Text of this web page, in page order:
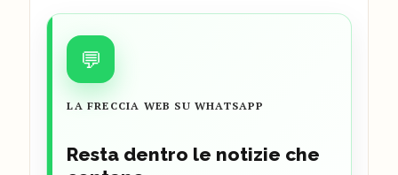
💬
LA FRECCIA WEB SU WHATSAPP
Resta dentro le notizie che